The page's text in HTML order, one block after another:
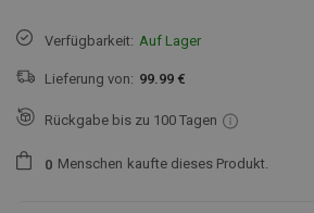
Verfügbarkeit: Auf Lager
Lieferung von: 99.99 €
Rückgabe bis zu 100 Tagen
0 Menschen kaufte dieses Produkt.